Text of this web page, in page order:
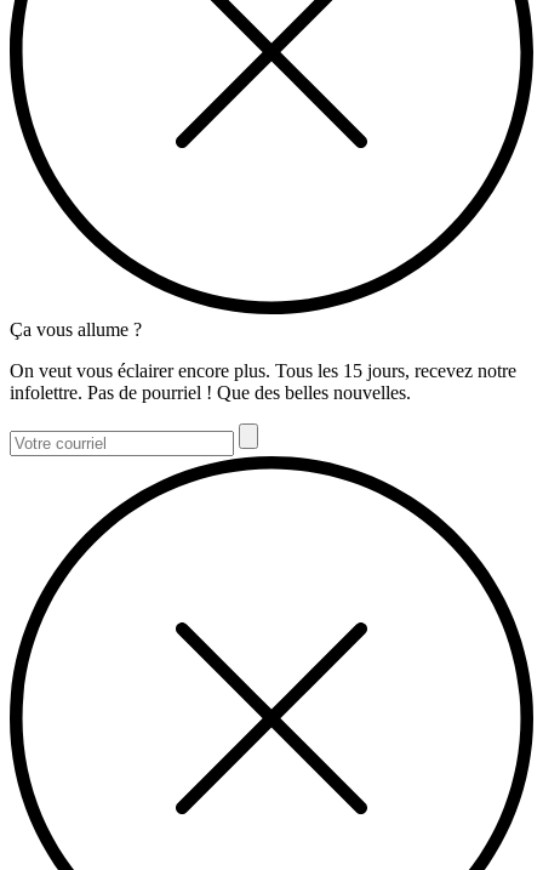
Ça vous allume ?
On veut vous éclairer encore plus. Tous les 15 jours, recevez notre
infolettre. Pas de pourriel ! Que des belles nouvelles.